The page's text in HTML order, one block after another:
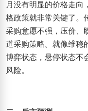
月没有明显的价格走向
格政策就非常关键了。
采购意愿不强，压价、
道采购策略。就像维稳
博弈状态，悬停状态不
风险。